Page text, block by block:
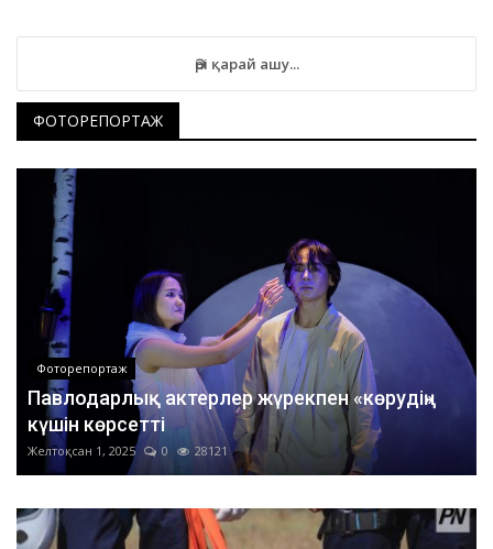
Әрі қарай ашу...
ФОТОРЕПОРТАЖ
Фоторепортаж
Павлодарлық актерлер жүрекпен «көрудің»
күшін көрсетті
Желтоқсан 1, 2025 0 28121